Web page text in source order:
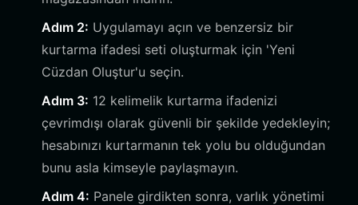
Adım 2: Uygulamayı açın ve benzersiz bir
kurtarma ifadesi seti oluşturmak için 'Yeni
Cüzdan Oluştur'u seçin.
Adım 3: 12 kelimelik kurtarma ifadenizi
çevrimdışı olarak güvenli bir şekilde yedekleyin;
hesabınızı kurtarmanın tek yolu bu olduğundan
bunu asla kimseyle paylaşmayın.
Adım 4: Panele girdikten sonra, varlık yönetimi